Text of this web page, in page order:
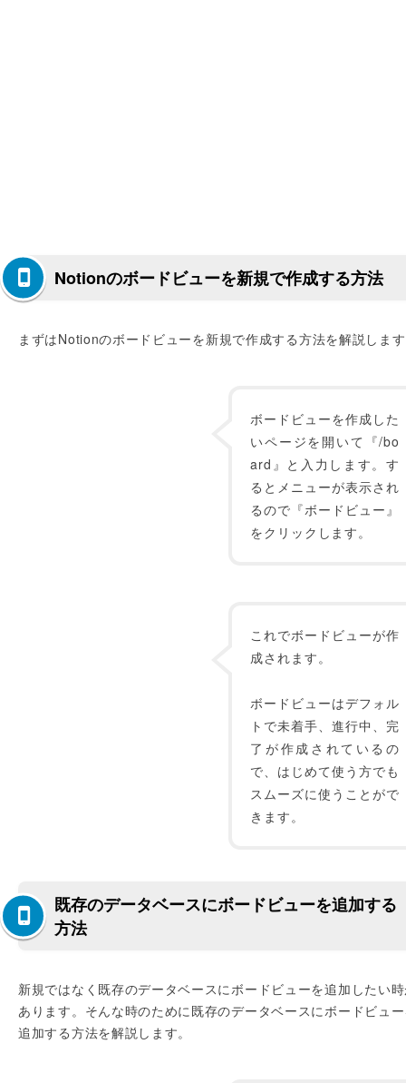
Notionのボードビューを新規で作成する方法
まずはNotionのボードビューを新規で作成する方法を解説しま
ボードビューを作成した
いページを開いて『/bo
ard』と入力します。す
るとメニューが表示され
るので『ボードビュー』
をクリックします。
これでボードビューが作
成されます。
ボードビューはデフォル
トで未着手、進行中、完
了が作成されているの
で、はじめて使う方でも
スムーズに使うことがで
きます。
既存のデータベースにボードビューを追加する
方法
新規ではなく既存のデータベースにボードビューを追加したい
あります。そんな時のために既存のデータベースにボードビュ
追加する方法を解説します。